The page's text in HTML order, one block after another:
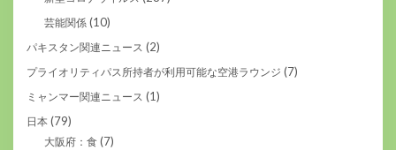
芸能関係 (10)
パキスタン関連ニュース (2)
プライオリティパス所持者が利用可能な空港ラウンジ (7)
ミャンマー関連ニュース (1)
日本 (79)
大阪府：食 (7)